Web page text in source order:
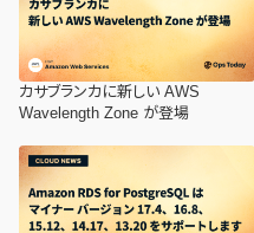
カサブランカに新しい AWS
Wavelength Zone が登場